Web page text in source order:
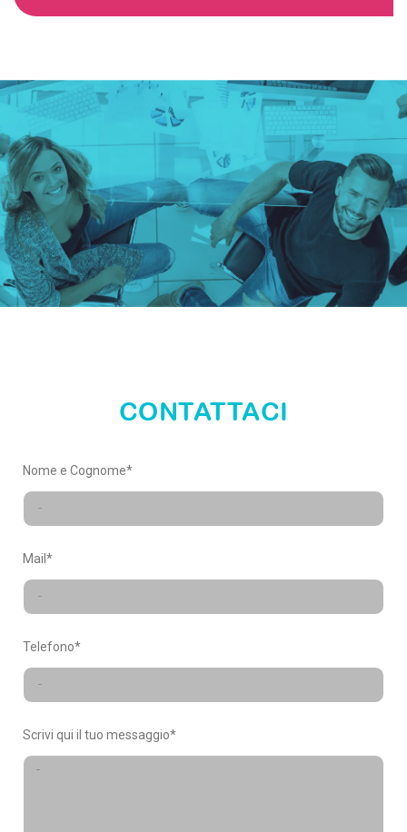
mondo
X-FACTORY
CONTATTACI
Nome e Cognome*
Mail*
Telefono*
Scrivi qui il tuo messaggio*